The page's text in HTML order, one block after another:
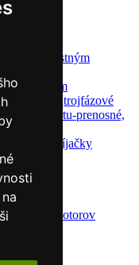
s bezpečnostným
štartu-prenosné,
nabíjačky
a opravu motorov